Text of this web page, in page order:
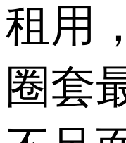
租用
圈套